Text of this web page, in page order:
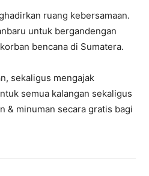
ruang kebersamaan.
untuk bergandengan
bencana di Sumatera.
sekaligus mengajak
semua kalangan sekaligus
& minuman secara gratis bagi